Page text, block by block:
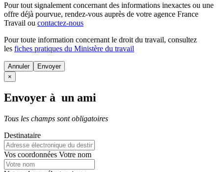
Pour tout signalement concernant des informations inexactes ou une
offre déjà pourvue, rendez-vous auprès de votre agence France
Travail ou contactez-nous
Pour toute information concernant le droit du travail, consultez
les fiches pratiques du Ministère du travail
Annuler
×
Envoyer à un ami
Tous les champs sont obligatoires
Destinataire
Vos coordonnées Votre nom